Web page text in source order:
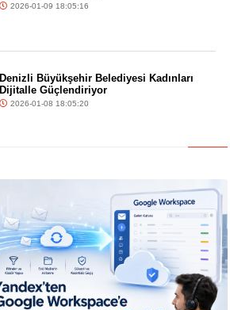
2026-01-09 18:05:16
Denizli Büyükşehir Belediyesi Kadınları
Dijitalle Güçlendiriyor
2026-01-08 18:05:20